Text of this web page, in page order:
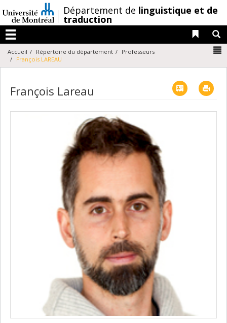
au
contenu
/Département de linguistique et de
traduction
Menu
Liens
Accueil Répertoire du département
Professeurs
François LAREAU
François Lareau Vcard